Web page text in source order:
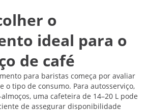
o
ideal para o
de café
para baristas começa por avaliar
o tipo de consumo. Para autosserviço,
uma cafeteira de 14–20 L pode
de assegurar disponibilidade